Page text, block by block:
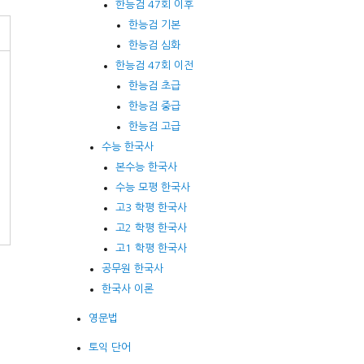
한능검 47회 이후
한능검 기본
한능검 심화
한능검 47회 이전
한능검 초급
한능검 중급
한능검 고급
수능 한국사
본수능 한국사
수능 모평 한국사
고3 학평 한국사
고2 학평 한국사
고1 학평 한국사
공무원 한국사
한국사 이론
영문법
토익 단어